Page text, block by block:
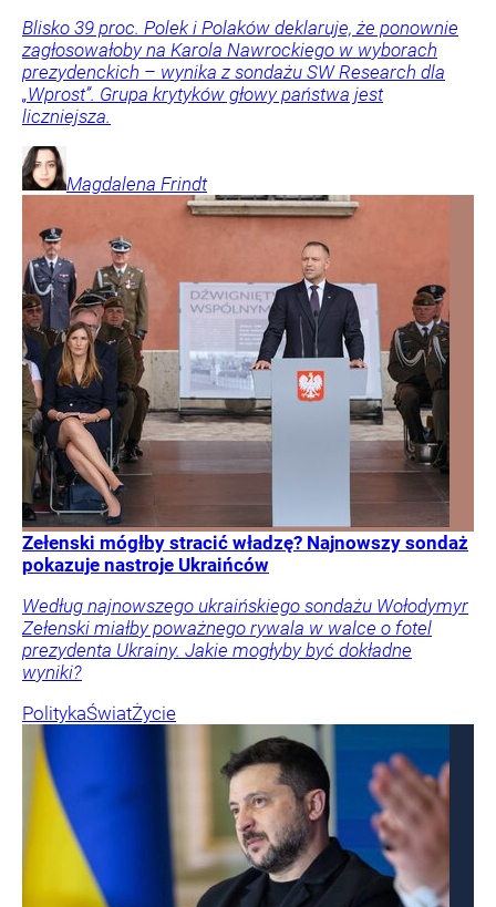
Blisko 39 proc. Polek i Polaków deklaruje, że ponownie
zagłosowałoby na Karola Nawrockiego w wyborach
prezydenckich – wynika z sondażu SW Research dla
„Wprost”. Grupa krytyków głowy państwa jest
liczniejsza.
Magdalena Frindt
Zełenski mógłby stracić władzę? Najnowszy sondaż
pokazuje nastroje Ukraińców
Według najnowszego ukraińskiego sondażu Wołodymyr
Zełenski miałby poważnego rywala w walce o fotel
prezydenta Ukrainy. Jakie mogłyby być dokładne
wyniki?
PolitykaŚwiatŻycie